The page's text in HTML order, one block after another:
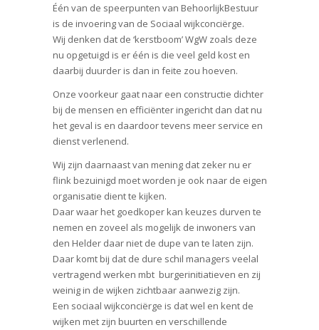
Één van de speerpunten van BehoorlijkBestuur
is de invoering van de Sociaal wijkconciërge.
Wij denken dat de ‘kerstboom’ WgW zoals deze
nu opgetuigd is er één is die veel geld kost en
daarbij duurder is dan in feite zou hoeven.
Onze voorkeur gaat naar een constructie dichter
bij de mensen en efficiënter ingericht dan dat nu
het geval is en daardoor tevens meer service en
dienst verlenend.
Wij zijn daarnaast van mening dat zeker nu er
flink bezuinigd moet worden je ook naar de eigen
organisatie dient te kijken.
Daar waar het goedkoper kan keuzes durven te
nemen en zoveel als mogelijk de inwoners van
den Helder daar niet de dupe van te laten zijn.
Daar komt bij dat de dure schil managers veelal
vertragend werken mbt burgerinitiatieven en zij
weinig in de wijken zichtbaar aanwezig zijn.
Een sociaal wijkconciërge is dat wel en kent de
wijken met zijn buurten en verschillende